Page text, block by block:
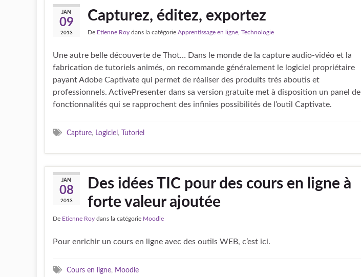
JAN
09
2013
Capturez, éditez, exportez
De Etienne Roy dans la catégorie Apprentissage en ligne Technologie
Une autre belle découverte de Thot… Dans le monde de la capture audio-vidéo et la
fabrication de tutoriels animés, on recommande généralement le logiciel propriétaire
payant Adobe Captivate qui permet de réaliser des produits très aboutis et
professionnels. ActivePresenter dans sa version gratuite met à disposition un panel de
fonctionnalités qui se rapprochent des infinies possibilités de l’outil Captivate.
Capture, Logiciel , Tutoriel
JAN
08
2013
Des idées TIC pour des cours en ligne à
forte valeur ajoutée
De Etienne Roy dans la catégorie Moodle
Pour enrichir un cours en ligne avec des outils WEB, c’est ici.
Cours en ligne, Moodle